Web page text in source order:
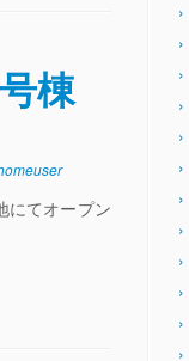
棟
にてオープン